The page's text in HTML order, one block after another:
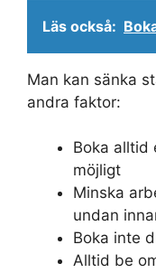
Läs också:
Man kan sänka
andra faktor:
Boka alltid
möjligt
Minska
undan
Boka inte
Alltid be